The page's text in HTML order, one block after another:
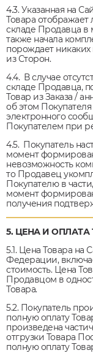
4.3. Указанная на
Товара
складе Продавца в
также начала
порождает
из Сторон.
4.4. В случае
складе Продавца,
Товар из Заказа /
об этом
электронного
Покупателем при
4.5. Покупатель
момент
невозможность
то Продавец
Покупателю в
момент
получения
5. ЦЕНА И ОПЛАТА
5.1. Цена Товара на
Федерации,
стоимость. Цена
Продавцом в
Товара.
5.2. Покупатель
полную оплату
произведена
отгрузки Товара
полную оплату